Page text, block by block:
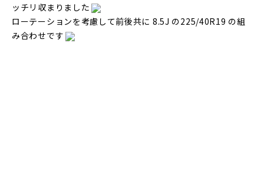
ッチリ収まりました
ローテーションを考慮して前後共に 8.5J の225/40R19 の組
み合わせです